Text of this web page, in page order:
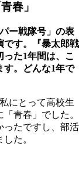
春」
ー戦隊号」の表
です。『暴太郎戦
た1年間は、こ
す。どんな1年で
にとって高校生
青春」でした。
ったですし、部活
た。